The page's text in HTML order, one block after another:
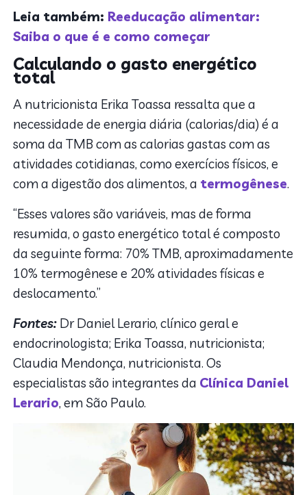
Leia também: Reeducação alimentar:
Saiba o que é e como começar
Calculando o gasto energético
total
A nutricionista Erika Toassa ressalta que a
necessidade de energia diária (calorias/dia) é a
soma da TMB com as calorias gastas com as
atividades cotidianas, como exercícios físicos, e
com a digestão dos alimentos, a termogênese.
“Esses valores são variáveis, mas de forma
resumida, o gasto energético total é composto
da seguinte forma: 70% TMB, aproximadamente
10% termogênese e 20% atividades físicas e
deslocamento.”
Fontes: Dr Daniel Lerario, clínico geral e
endocrinologista; Erika Toassa, nutricionista;
Claudia Mendonça, nutricionista. Os
especialistas são integrantes da Clínica Daniel
Lerario, em São Paulo.